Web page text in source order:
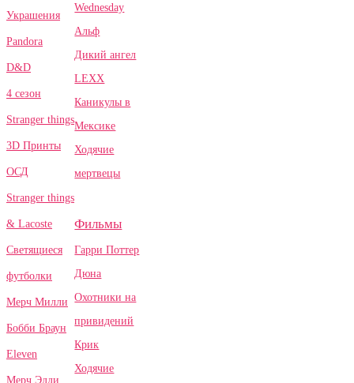
Украшения
Pandora
D&D
4 сезон
Stranger things
3D Принты
ОСД
Stranger things
& Lacoste
Светящиеся
футболки
Мерч Милли
Бобби Браун
Eleven
Мерч Эдди
Wednesday
Альф
Дикий ангел
LEXX
Каникулы в
Мексике
Ходячие
мертвецы
Фильмы
Гарри Поттер
Дюна
Охотники на
привидений
Крик
Ходячие